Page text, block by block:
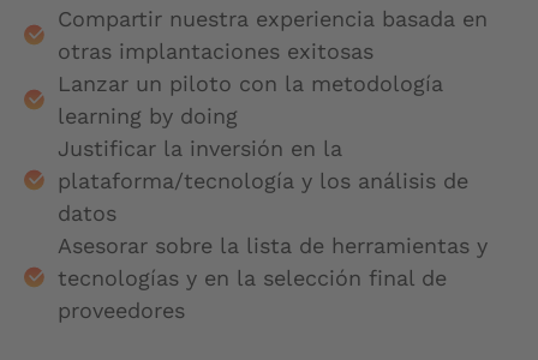
Compartir nuestra experiencia basada en
otras implantaciones exitosas
Lanzar un piloto con la metodología
learning by doing
Justificar la inversión en la
plataforma/tecnología y los análisis de
datos
Asesorar sobre la lista de herramientas y
tecnologías y en la selección final de
proveedores